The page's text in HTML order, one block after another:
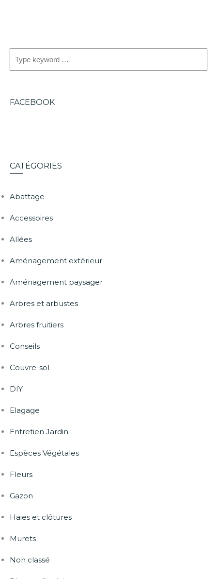
FACEBOOK
CATÉGORIES
Abattage
Accessoires
Allées
Aménagement extérieur
Aménagement paysager
Arbres et arbustes
Arbres fruitiers
Conseils
Couvre-sol
DIY
Elagage
Entretien Jardin
Espèces Végétales
Fleurs
Gazon
Haies et clôtures
Murets
Non classé